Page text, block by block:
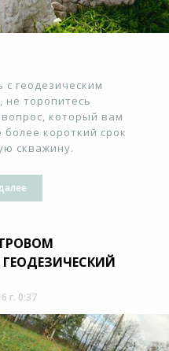
с геодезическим
не торопитесь
который вам
короткий срок
скважину.
г. 0:37